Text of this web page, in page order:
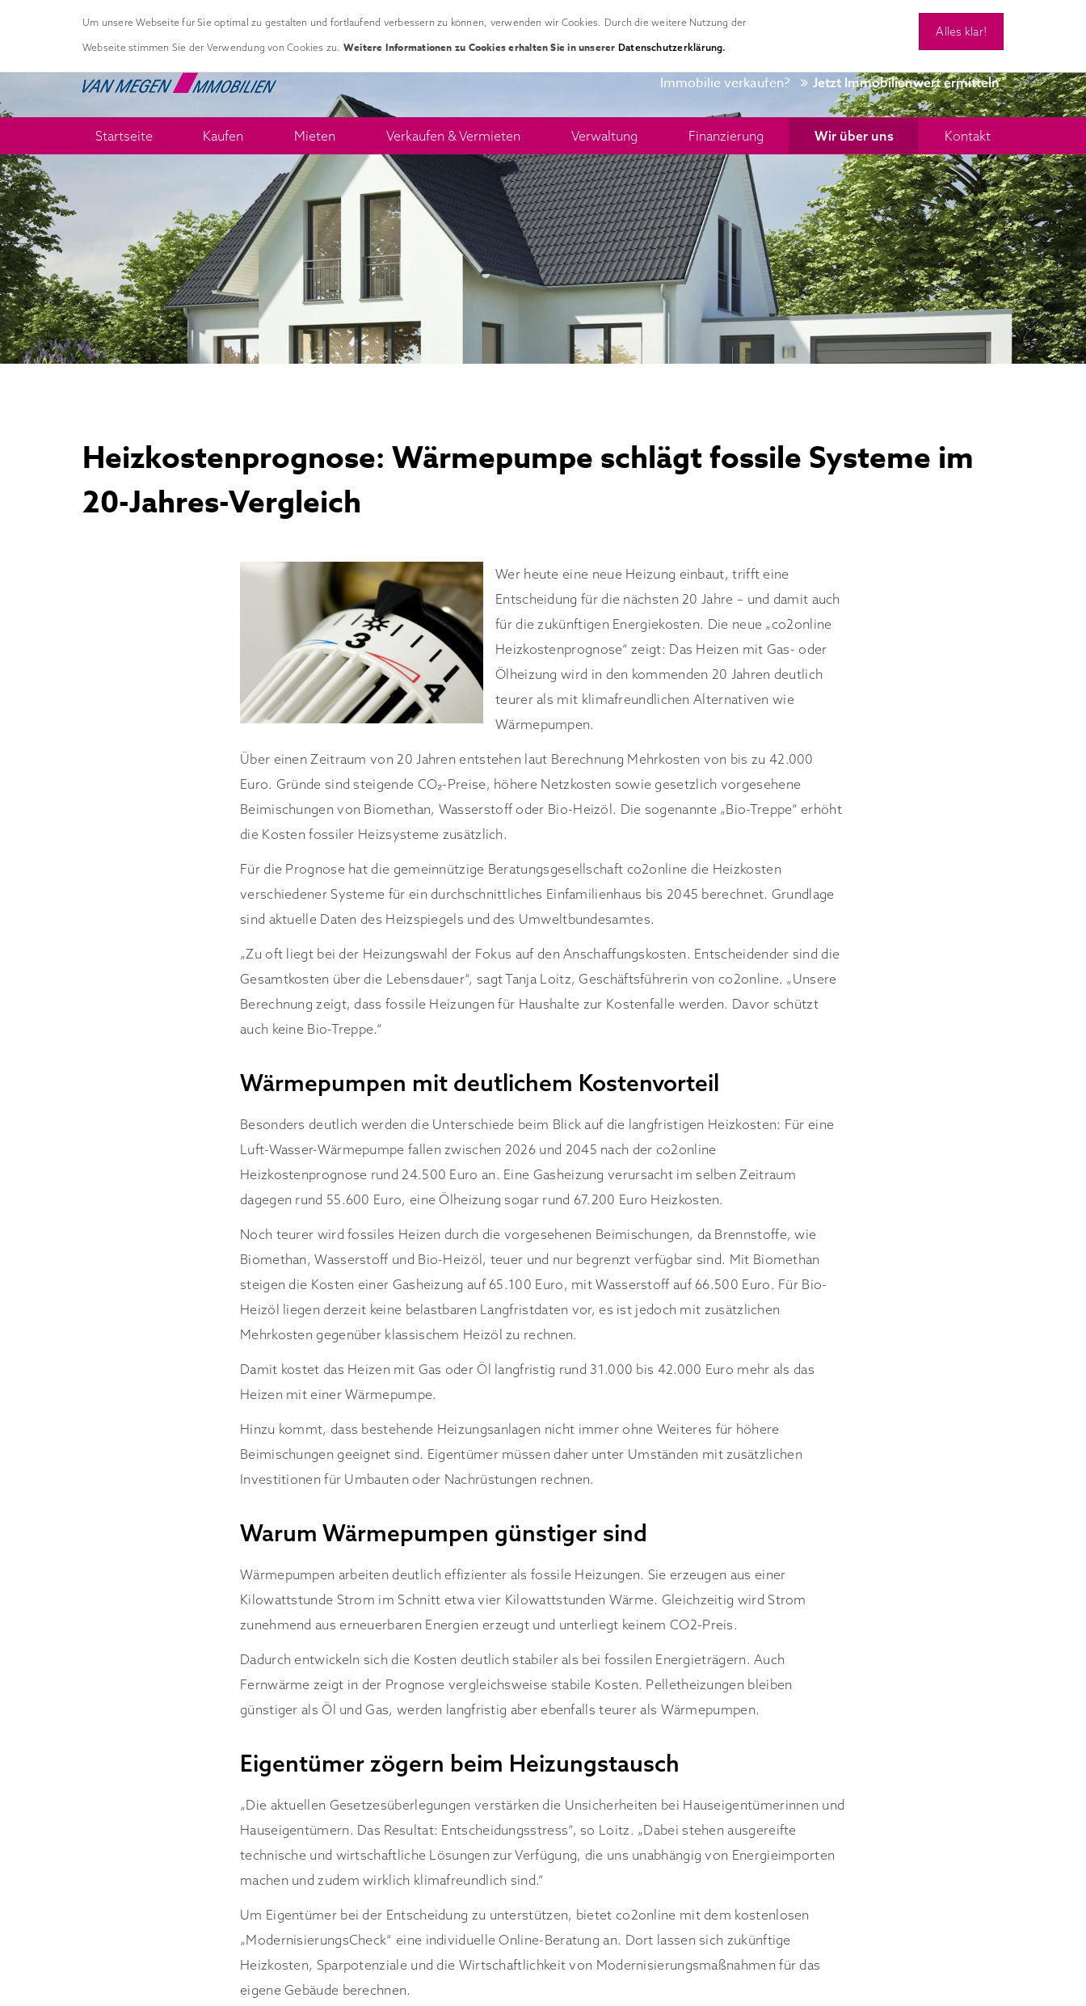
Kontakt
Immobilie verkaufen? Jetzt Immobilienwert ermitteln
Startseite Kaufen Mieten Verkaufen & Vermieten Verwaltung Finanzierung Wir über uns Kontakt
Heizkostenprognose: Wärmepumpe schlägt fossile Systeme im
20-Jahres-Vergleich
Wer heute eine neue Heizung einbaut, trifft eine
Entscheidung für die nächsten 20 Jahre – und damit auch
für die zukünftigen Energiekosten. Die neue „co2online
Heizkostenprognose“ zeigt: Das Heizen mit Gas- oder
Ölheizung wird in den kommenden 20 Jahren deutlich
teurer als mit klimafreundlichen Alternativen wie
Wärmepumpen.
Über einen Zeitraum von 20 Jahren entstehen laut Berechnung Mehrkosten von bis zu 42.000
Euro. Gründe sind steigende CO₂-Preise, höhere Netzkosten sowie gesetzlich vorgesehene
Beimischungen von Biomethan, Wasserstoff oder Bio-Heizöl. Die sogenannte „Bio-Treppe“ erhöht
die Kosten fossiler Heizsysteme zusätzlich.
Für die Prognose hat die gemeinnützige Beratungsgesellschaft co2online die Heizkosten
verschiedener Systeme für ein durchschnittliches Einfamilienhaus bis 2045 berechnet. Grundlage
sind aktuelle Daten des Heizspiegels und des Umweltbundesamtes.
„Zu oft liegt bei der Heizungswahl der Fokus auf den Anschaffungskosten. Entscheidender sind die
Gesamtkosten über die Lebensdauer“, sagt Tanja Loitz, Geschäftsführerin von co2online. „Unsere
Berechnung zeigt, dass fossile Heizungen für Haushalte zur Kostenfalle werden. Davor schützt
auch keine Bio-Treppe.“
Wärmepumpen mit deutlichem Kostenvorteil
Besonders deutlich werden die Unterschiede beim Blick auf die langfristigen Heizkosten: Für eine
Luft-Wasser-Wärmepumpe fallen zwischen 2026 und 2045 nach der co2online
Heizkostenprognose rund 24.500 Euro an. Eine Gasheizung verursacht im selben Zeitraum
dagegen rund 55.600 Euro, eine Ölheizung sogar rund 67.200 Euro Heizkosten.
Noch teurer wird fossiles Heizen durch die vorgesehenen Beimischungen, da Brennstoffe, wie
Biomethan, Wasserstoff und Bio-Heizöl, teuer und nur begrenzt verfügbar sind. Mit Biomethan
steigen die Kosten einer Gasheizung auf 65.100 Euro, mit Wasserstoff auf 66.500 Euro. Für Bio-
Heizöl liegen derzeit keine belastbaren Langfristdaten vor, es ist jedoch mit zusätzlichen
Mehrkosten gegenüber klassischem Heizöl zu rechnen.
Damit kostet das Heizen mit Gas oder Öl langfristig rund 31.000 bis 42.000 Euro mehr als das
Heizen mit einer Wärmepumpe.
Hinzu kommt, dass bestehende Heizungsanlagen nicht immer ohne Weiteres für höhere
Beimischungen geeignet sind. Eigentümer müssen daher unter Umständen mit zusätzlichen
Investitionen für Umbauten oder Nachrüstungen rechnen.
Warum Wärmepumpen günstiger sind
Wärmepumpen arbeiten deutlich effizienter als fossile Heizungen. Sie erzeugen aus einer
Kilowattstunde Strom im Schnitt etwa vier Kilowattstunden Wärme. Gleichzeitig wird Strom
zunehmend aus erneuerbaren Energien erzeugt und unterliegt keinem CO2-Preis.
Dadurch entwickeln sich die Kosten deutlich stabiler als bei fossilen Energieträgern. Auch
Fernwärme zeigt in der Prognose vergleichsweise stabile Kosten. Pelletheizungen bleiben
günstiger als Öl und Gas, werden langfristig aber ebenfalls teurer als Wärmepumpen.
Eigentümer zögern beim Heizungstausch
„Die aktuellen Gesetzesüberlegungen verstärken die Unsicherheiten bei Hauseigentümerinnen und
Hauseigentümern. Das Resultat: Entscheidungsstress“, so Loitz. „Dabei stehen ausgereifte
technische und wirtschaftliche Lösungen zur Verfügung, die uns unabhängig von Energieimporten
machen und zudem wirklich klimafreundlich sind.“
Um Eigentümer bei der Entscheidung zu unterstützen, bietet co2online mit dem kostenlosen
„ModernisierungsCheck“ eine individuelle Online-Beratung an. Dort lassen sich zukünftige
Heizkosten, Sparpotenziale und die Wirtschaftlichkeit von Modernisierungsmaßnahmen für das
eigene Gebäude berechnen.
Um unsere Webseite für Sie optimal zu gestalten und fortlaufend verbessern zu können, verwenden wir Cookies. Durch die weitere Nutzung der
Webseite stimmen Sie der Verwendung von Cookies zu. Weitere Informationen zu Cookies erhalten Sie in unserer Datenschutzerklärung.
Alles klar!